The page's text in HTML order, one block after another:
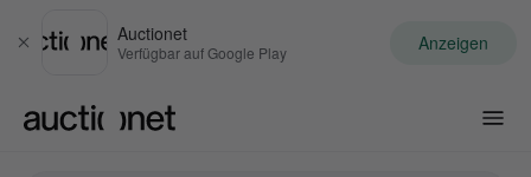
Schließen
Auctionet
Verfügbar auf Google Play Anzeigen